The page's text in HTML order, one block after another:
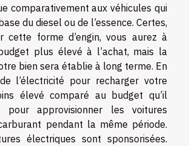
comparativement aux véhicules qui
du diesel ou de l’essence. Certes,
cette forme d’engin, vous aurez à
plus élevé à l’achat, mais la
bien sera établie à long terme. En
l’électricité pour recharger votre
élevé comparé au budget qu’il
pour approvisionner les voitures
pendant la même période.
électriques sont sponsorisées.